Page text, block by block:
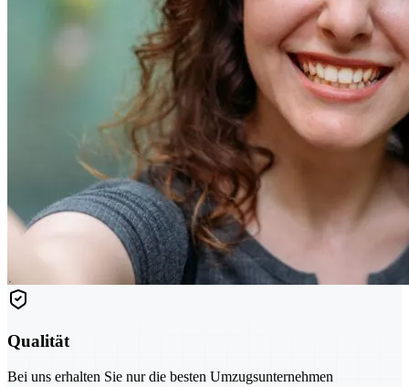
Qualität
Bei uns erhalten Sie nur die besten Umzugsunternehmen